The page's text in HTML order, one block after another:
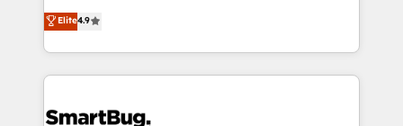
の一部をAIが自律実行する組織への移行を設計・実装。
Breeze・Claude等をHubSpotと連携させ、役割定義・
革を、構想から実装・定着までPMOとして主導。「設
don't just "set up tools" — we install the GTM
Operating System (GTM OS) to align your leadership
and engineer a portal that drives predictable
revenue velocity. 🚀 GTM Strategy & Alignment
stalling growth. Fix your ICP, Math, and Story to stop
Elite4.9